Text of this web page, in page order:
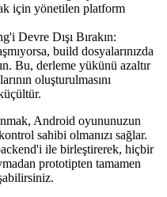
için yönetilen platform
Devre Dışı Bırakın:
build dosyalarınızda
Bu, derleme yükünü azaltır
oluşturulmasını
Android oyununuzun
sahibi olmanızı sağlar.
ile birleştirerek, hiçbir
prototipten tamamen